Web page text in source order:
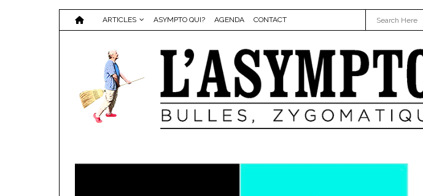
ARTICLES ASYMPTO QUI? AGENDA CONTACT